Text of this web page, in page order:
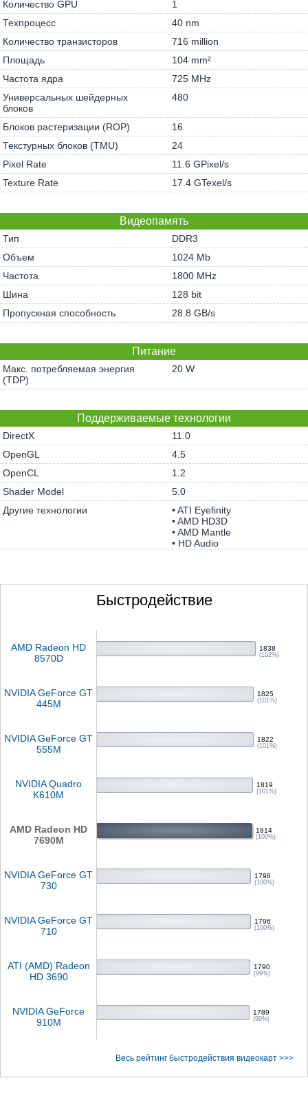
Количество GPU
1
Техпроцесс
40 nm
Количество транзисторов
716 million
Площадь
104 mm²
Частота ядра
725 MHz
Универсальных шейдерных
блоков
480
Блоков растеризации (ROP)
16
Текстурных блоков (TMU)
24
Pixel Rate
11.6 GPixel/s
Texture Rate
17.4 GTexel/s
Видеопамять
Тип
DDR3
Объем
1024 Mb
Частота
1800 MHz
Шина
128 bit
Пропускная способность
28.8 GB/s
Питание
Макс. потребляемая энергия
(TDP)
20 W
Поддерживаемые технологии
DirectX
11.0
OpenGL
4.5
OpenCL
1.2
Shader Model
5.0
Другие технологии
• ATI Eyefinity
• AMD HD3D
• AMD Mantle
• HD Audio
Быстродействие
AMD Radeon HD
8570D
1838
(102%)
NVIDIA GeForce GT
445M
1825
(101%)
NVIDIA GeForce GT
555M
1822
(101%)
NVIDIA Quadro
K610M
1819
(101%)
AMD Radeon HD
7690M
1814
(100%)
NVIDIA GeForce GT
730
1798
(100%)
NVIDIA GeForce GT
710
1796
(100%)
ATI (AMD) Radeon
HD 3690
1790
(99%)
NVIDIA GeForce
910M
1789
(99%)
Весь рейтинг быстродействия видеокарт >>>